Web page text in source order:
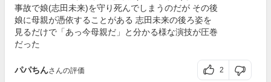
事故で娘(志田未来)を守り死んでしまうのだが その後
娘に母親が憑依することがある 志田未来の後ろ姿を
見るだけで「あっ今母親だ」と分かる様な演技が圧巻
だった
パパちんさんの評価 2